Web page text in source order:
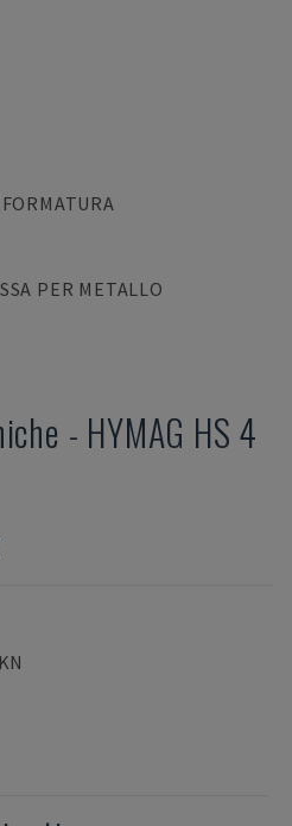
FORMATURA
PER METALLO
- HYMAG HS 4